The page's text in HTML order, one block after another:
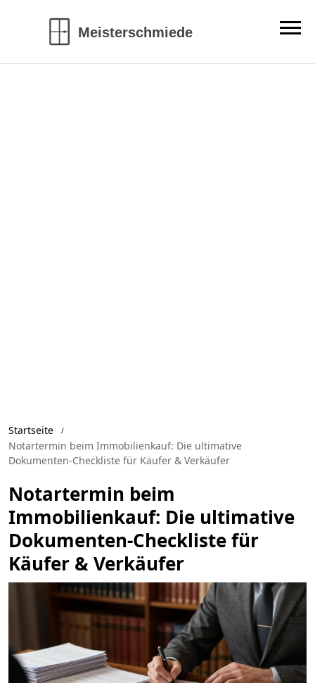
Startseite
Notartermin beim Immobilienkauf: Die ultimative
Dokumenten-Checkliste für Käufer & Verkäufer
Notartermin beim
Immobilienkauf: Die ultimative
Dokumenten-Checkliste für
Käufer & Verkäufer